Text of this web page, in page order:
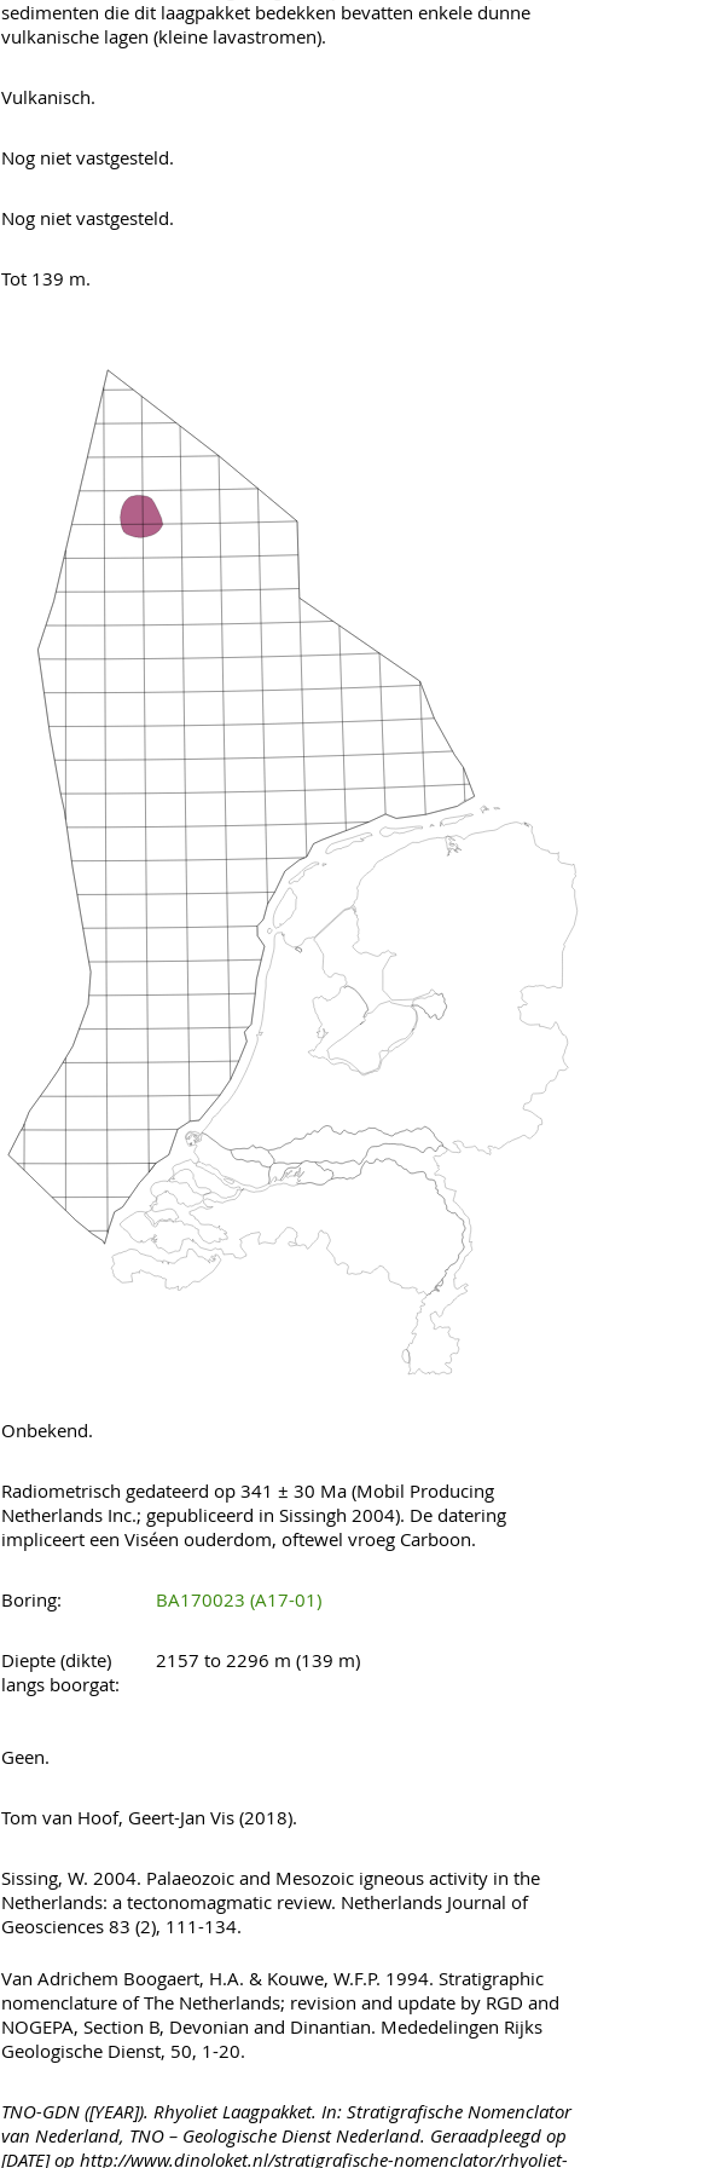
sedimenten die dit laagpakket bedekken bevatten enkele dunne
vulkanische lagen (kleine lavastromen).
Vulkanisch.
Nog niet vastgesteld.
Nog niet vastgesteld.
Tot 139 m.
Onbekend.
Radiometrisch gedateerd op 341 ± 30 Ma (Mobil Producing
Netherlands Inc.; gepubliceerd in Sissingh 2004). De datering
impliceert een Viséen ouderdom, oftewel vroeg Carboon.
Boring: BA170023 (A17-01)
Diepte (dikte)
langs boorgat:
2157 to 2296 m (139 m)
Geen.
Tom van Hoof, Geert-Jan Vis (2018).
Sissing, W. 2004. Palaeozoic and Mesozoic igneous activity in the
Netherlands: a tectonomagmatic review. Netherlands Journal of
Geosciences 83 (2), 111-134.
Van Adrichem Boogaert, H.A. & Kouwe, W.F.P. 1994. Stratigraphic
nomenclature of The Netherlands; revision and update by RGD and
NOGEPA, Section B, Devonian and Dinantian. Mededelingen Rijks
Geologische Dienst, 50, 1-20.
TNO-GDN ([YEAR]). Rhyoliet Laagpakket. In: Stratigrafische Nomenclator
van Nederland, TNO – Geologische Dienst Nederland. Geraadpleegd op
[DATE] op http://www.dinoloket.nl/stratigrafische-nomenclator/rhyoliet-